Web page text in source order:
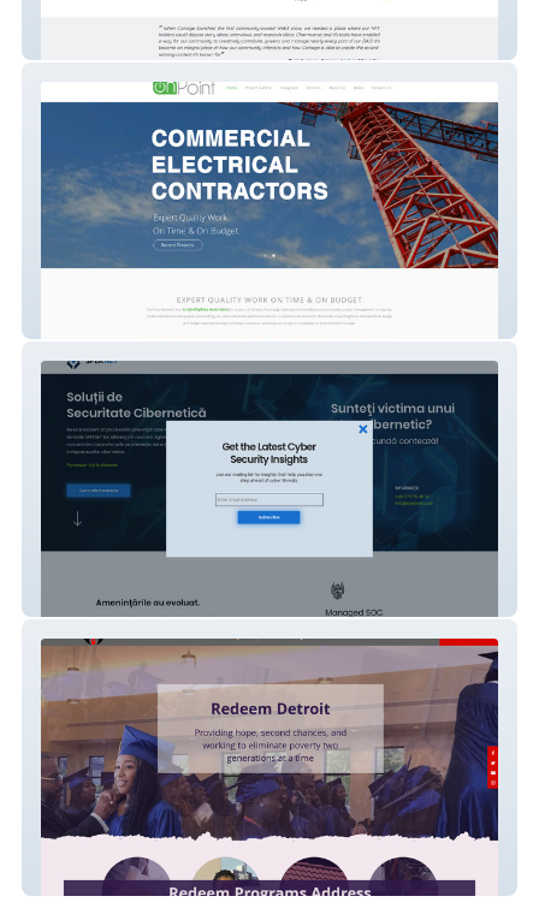
Cybersecurity
Redeem Detroit